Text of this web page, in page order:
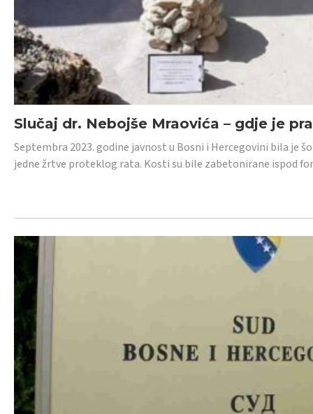
Slučaj dr. Nebojše Mraovića – gdje je
Septembra 2023. godine javnost u Bosni i Hercegovini bila je
jedne žrtve proteklog rata. Kosti su bile zabetonirane ispod